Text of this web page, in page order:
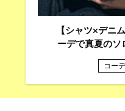
【シャツ×デニ
ーデで真夏のソ
コー